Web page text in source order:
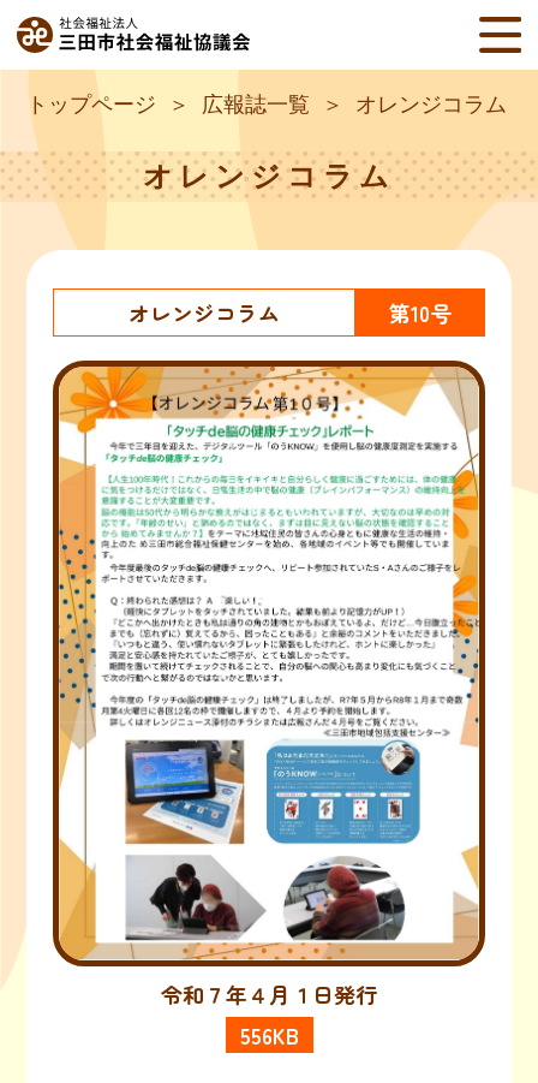
トップページ 広報誌一覧 オレンジコラム
オレンジコラム
オレンジコラム 第10号
令和７年４月１日発行
556KB